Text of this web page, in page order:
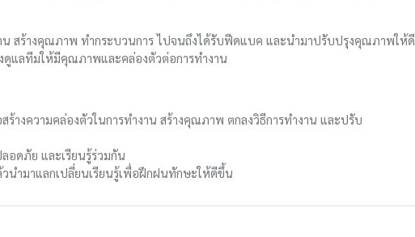
น สร้างคุณภาพ ทำกระบวนการ ไปจนถึงได้รับฟีดแบค และนำมาปรับปรุงคุณภาพให้ดี
แลทีมให้มีคุณภาพและคล่องตัวต่อการทำงาน
ร้างความคล่องตัวในการทำงาน สร้างคุณภาพ ตกลงวิธีการทำงาน และปรับ
ดภัย และเรียนรู้ร่วมกัน
นำมาแลกเปลี่ยนเรียนรู้เพื่อฝึกฝนทักษะให้ดีขึ้น